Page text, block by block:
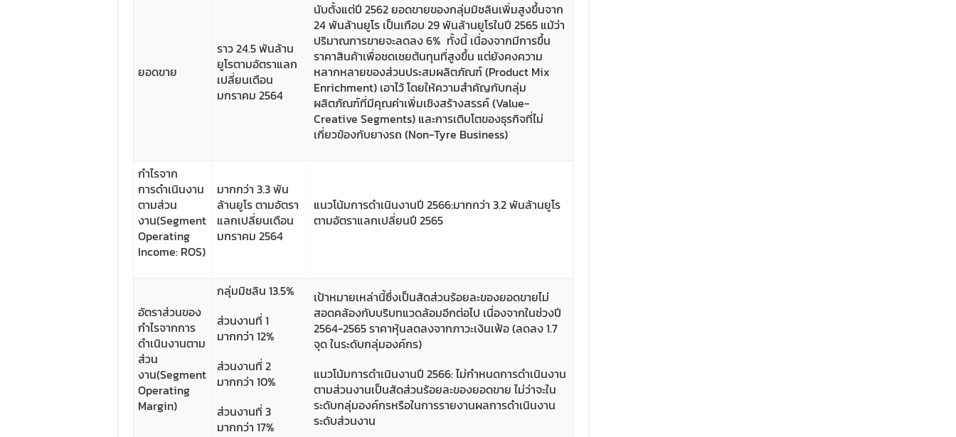
ยอดขาย
ราว 24.5 พันล้าน
ยูโรตามอัตราแลก
เปลี่ยนเดือน
มกราคม 2564
นับตั้งแต่ปี 2562 ยอดขายของกลุ่มมิชลินเพิ่มสูงขึ้นจาก
24 พันล้านยูโร เป็นเกือบ 29 พันล้านยูโรในปี 2565 แม้ว่า
ปริมาณการขายจะลดลง 6% ทั้งนี้ เนื่องจากมีการขึ้น
ราคาสินค้าเพื่อชดเชยต้นทุนที่สูงขึ้น แต่ยังคงความ
หลากหลายของส่วนประสมผลิตภัณฑ์ (Product Mix
Enrichment) เอาไว้ โดยให้ความสำคัญกับกลุ่ม
ผลิตภัณฑ์ที่มีคุณค่าเพิ่มเชิงสร้างสรรค์ (Value-
Creative Segments) และการเติบโตของธุรกิจที่ไม่
เกี่ยวข้องกับยางรถ (Non-Tyre Business)
กำไรจาก
การดำเนินงาน
ตามส่วน
งาน(Segment
Operating
Income: ROS)
มากกว่า 3.3 พัน
ล้านยูโร ตามอัตรา
แลกเปลี่ยนเดือน
มกราคม 2564
แนวโน้มการดำเนินงานปี 2566:มากกว่า 3.2 พันล้านยูโร
ตามอัตราแลกเปลี่ยนปี 2565
อัตราส่วนของ
กำไรจากการ
ดำเนินงานตาม
ส่วน
งาน(Segment
Operating
Margin)
กลุ่มมิชลิน 13.5%
ส่วนงานที่ 1
มากกว่า 12%
ส่วนงานที่ 2
มากกว่า 10%
ส่วนงานที่ 3
มากกว่า 17%
เป้าหมายเหล่านี้ซึ่งเป็นสัดส่วนร้อยละของยอดขายไม่
สอดคล้องกับบริบทแวดล้อมอีกต่อไป เนื่องจากในช่วงปี
2564-2565 ราคาหุ้นลดลงจากภาวะเงินเฟ้อ (ลดลง 1.7
จุด ในระดับกลุ่มองค์กร)
แนวโน้มการดำเนินงานปี 2566: ไม่กำหนดการดำเนินงาน
ตามส่วนงานเป็นสัดส่วนร้อยละของยอดขาย ไม่ว่าจะใน
ระดับกลุ่มองค์กรหรือในการรายงานผลการดำเนินงาน
ระดับส่วนงาน